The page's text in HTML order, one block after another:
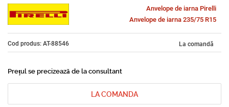
Anvelope de iarna Pirelli
Anvelope de iarna 235/75 R15
Cod produs: AT-88546 La comandă
Prețul se precizează de la consultant
LA COMANDA